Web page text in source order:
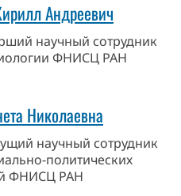
Андреевич
научный сотрудник
ФНИСЦ РАН
Николаевна
научный сотрудник
политических
ФНИСЦ РАН